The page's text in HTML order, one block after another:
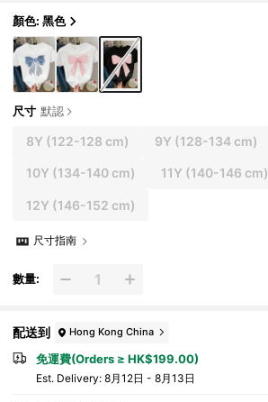
顏色: 黑色
尺寸 默認
8Y (122-128 cm) 9Y (128-134 cm)
10Y (134-140 cm) 11Y (140-146 cm)
12Y (146-152 cm)
尺寸指南
數量:
配送到 Hong Kong China
免運費(Orders ≥ HK$199.00)
​Est. Delivery: 8月12日 - 8月13日